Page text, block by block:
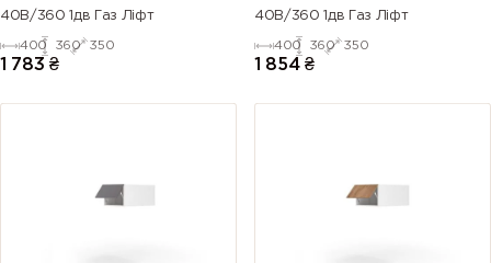
40В/360 1дв Газ Ліфт
400 360 350
1 783 ₴
40В/360 1дв Газ Ліфт
400 360 350
1 854 ₴